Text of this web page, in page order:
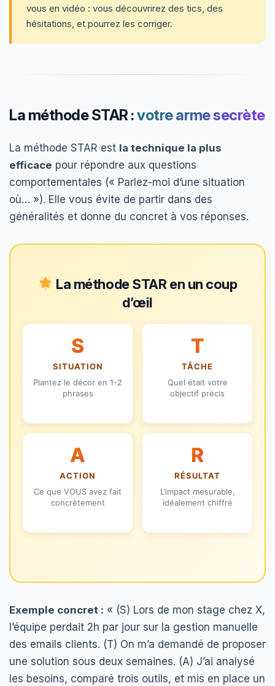
vous en vidéo : vous découvrirez des tics, des
hésitations, et pourrez les corriger.
La méthode STAR :votre arme secrète
La méthode STAR est la technique la plus
efficace pour répondre aux questions
comportementales (« Parlez-moi d’une situation
où… »). Elle vous évite de partir dans des
généralités et donne du concret à vos réponses.
La méthode STAR en un coup
d’œil
S
SITUATION
Plantez le décor en 1-2
phrases
T
TÂCHE
Quel était votre
objectif précis
A
ACTION
Ce que VOUS avez fait
concrètement
R
RÉSULTAT
L’impact mesurable,
idéalement chiffré
Exemple concret : « (S) Lors de mon stage chez X,
l’équipe perdait 2h par jour sur la gestion manuelle
des emails clients. (T) On m’a demandé de proposer
une solution sous deux semaines. (A) J’ai analysé
les besoins, comparé trois outils, et mis en place un